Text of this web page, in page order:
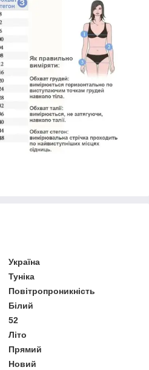
Україна
Туніка
Повітропроникність
Білий
52
Літо
Прямий
Новий